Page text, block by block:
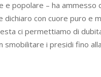
popolare – ha
dichiaro con cuore puro
ci permettiamo di
i presidi fino